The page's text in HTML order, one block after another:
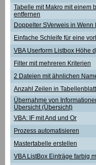
Tabelle mit Makro mit einem
entfernen
Doppelter SVerweis in
Einfache Schleife für eine
VBA Userform Listbox Höhe
Filter mit mehreren Kriterien
2 Dateien mit ähnlichen
Anzahl Zeilen in
Übernahme von
Übersicht (Übersicht)
VBA: IF mit And und Or
Prozess automatisieren
Mastertabelle erstellen
VBA ListBox Einträge farbig